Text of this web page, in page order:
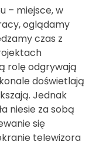
– miejsce, w
oglądamy
czas z
rolę odgrywają
doświetlają
Jednak
niesie za sobą
się
telewizora